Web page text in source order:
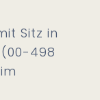
Sitz in
498